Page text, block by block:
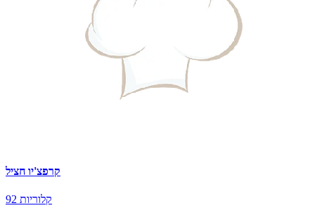
קרפצ'יו חציל
92 קלוריות